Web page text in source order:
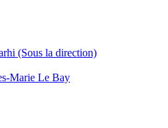
(Sous la direction)
Marie Le Bay